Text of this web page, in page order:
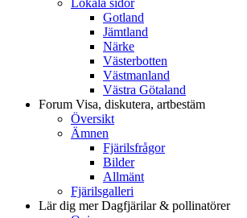
Gotland
Jämtland
Närke
Västerbotten
Västmanland
Västra Götaland
Forum Visa, diskutera, artbestäm
Översikt
Ämnen
Fjärilsfrågor
Bilder
Allmänt
Fjärilsgalleri
Lär dig merDagfjärilar & pollinatörer